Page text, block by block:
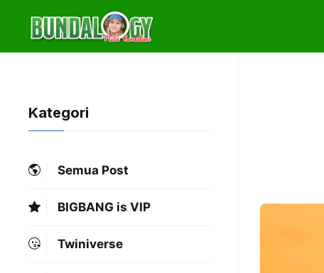
content
Kategori
Semua Post
BIGBANG is VIP
Twiniverse